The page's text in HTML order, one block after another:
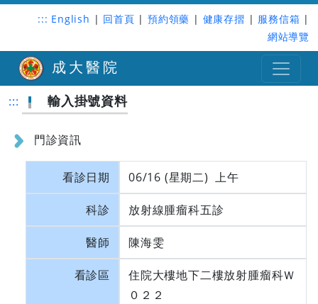
::: English | 回首頁 | 預約領藥 | 健康存摺 | 服務信箱 |
網站導覽
成大醫院
::: 輸入掛號資料
門診資訊
看診日期 06/16 (星期二) 上午
科診 放射線腫瘤科五診
醫師 陳海雯
看診區
住院大樓地下二樓放射腫瘤科Ｗ
０２２